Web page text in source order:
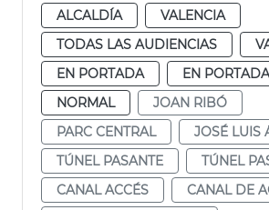
ALCALDÍA
VALENCIA
TODAS LAS AUDIENCIAS
EN PORTADA
EN
NORMAL
JOAN RIBÓ
PARC CENTRAL
JOSÉ LUIS
TÚNEL PASANTE
TÚNEL
CANAL ACCÉS
CANAL DE